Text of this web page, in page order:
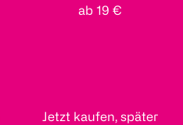
ab 19 €
Jetzt kaufen, später